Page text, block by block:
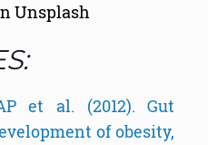
Unsplash
et al. (2012). Gut
of obesity,